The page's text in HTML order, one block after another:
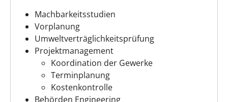
Machbarkeitsstudien
Vorplanung
Umweltverträglichkeitsprüfung
Projektmanagement
Koordination der Gewerke
Terminplanung
Kostenkontrolle
Behörden Engineering